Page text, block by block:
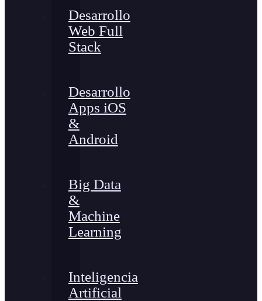
Desarrollo
Web Full
Stack
Desarrollo
Apps iOS
&
Android
Big Data
&
Machine
Learning
Inteligencia
Artificial